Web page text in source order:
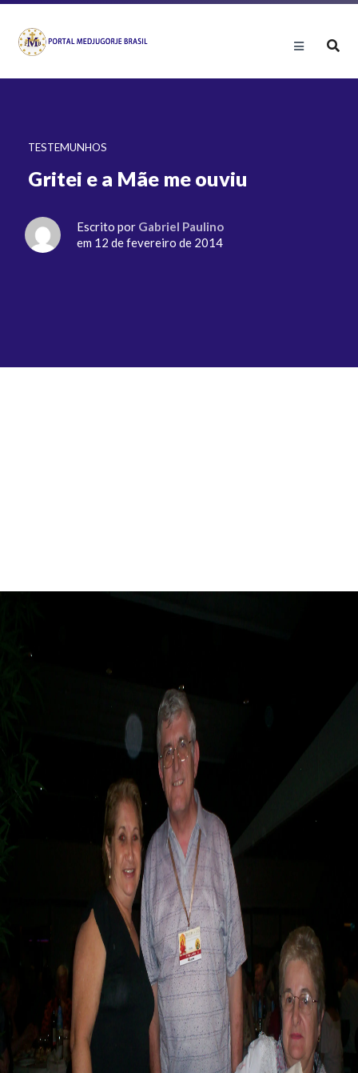
TESTEMUNHOS
Gritei e a Mãe me ouviu
Escrito por Gabriel Paulino
em 12 de fevereiro de 2014